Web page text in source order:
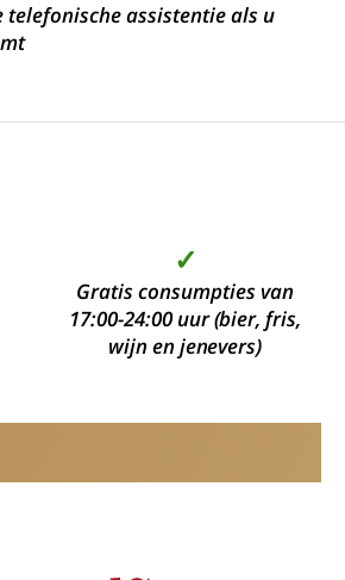
telefonische assistentie als u
✓
Gratis consumpties van
17:00-24:00 uur (bier, fris,
wijn en jenevers)